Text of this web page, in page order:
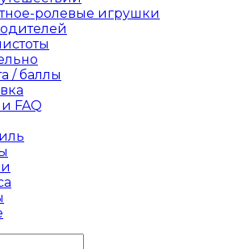
ролевые игрушки
/ баллы
FAQ